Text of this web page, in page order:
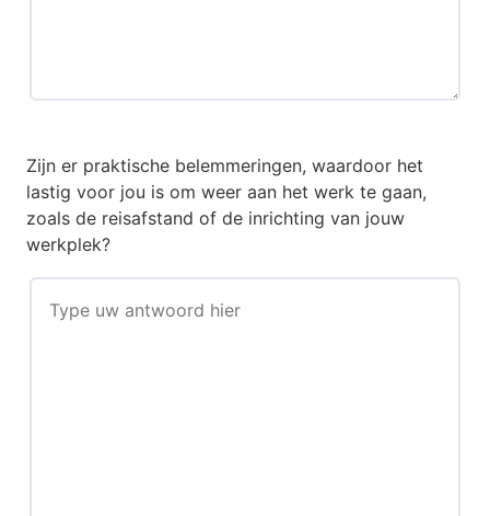
Zijn er praktische belemmeringen, waardoor het
lastig voor jou is om weer aan het werk te gaan,
zoals de reisafstand of de inrichting van jouw
werkplek?